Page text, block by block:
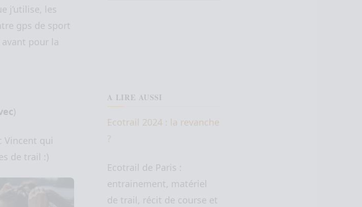
j’utilise, les
gps de sport
pour la
)
Vincent qui
de trail :)
A LIRE AUSSI
Ecotrail 2024 : la revanche
?
Ecotrail de Paris :
entrainement, matériel
de trail, récit de course et